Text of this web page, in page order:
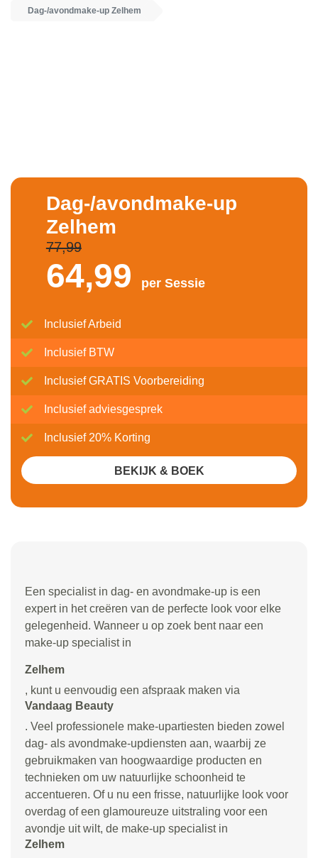
Dag-/avondmake-up Zelhem
Een specialist in dag- en avondmake-up is een
expert in het creëren van de perfecte look voor elke
gelegenheid. Wanneer u op zoek bent naar een
make-up specialist in
Zelhem
, kunt u eenvoudig een afspraak maken via
Vandaag Beauty
. Veel professionele make-upartiesten bieden zowel
dag- als avondmake-updiensten aan, waarbij ze
gebruikmaken van hoogwaardige producten en
technieken om uw natuurlijke schoonheid te
accentueren. Of u nu een frisse, natuurlijke look voor
overdag of een glamoureuze uitstraling voor een
avondje uit wilt, de make-up specialist in
Zelhem
Dag-/avondmake-up
Zelhem
77,99
64,99 per Sessie
Inclusief Arbeid
Inclusief BTW
Inclusief GRATIS Voorbereiding
Inclusief adviesgesprek
Inclusief 20% Korting
BEKIJK & BOEK